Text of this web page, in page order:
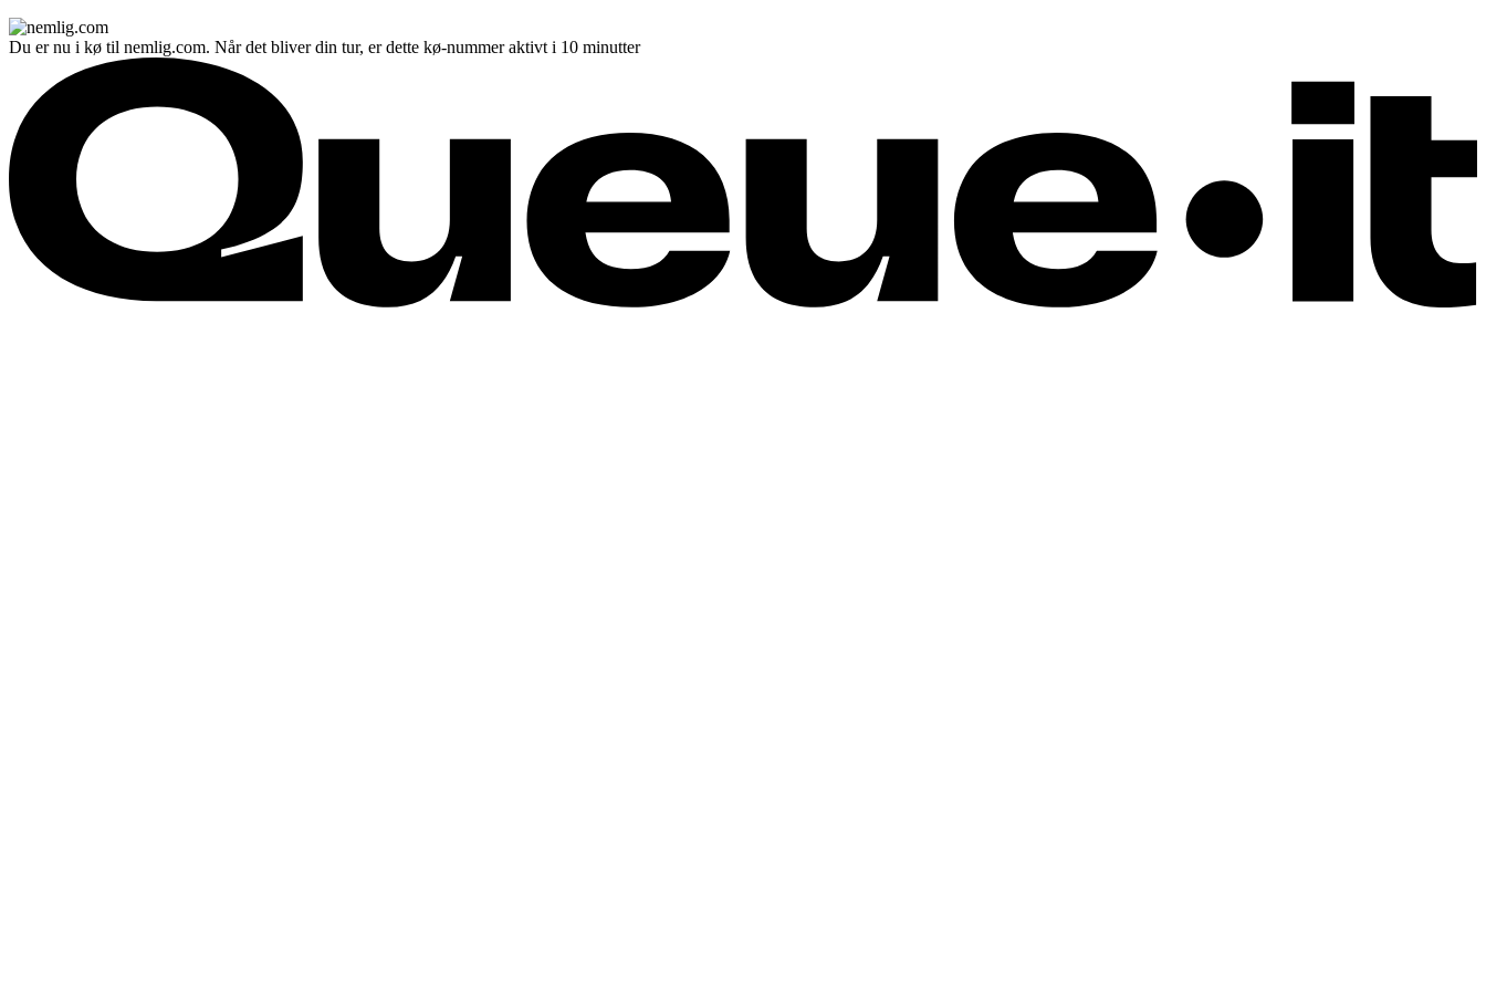
Du er nu i kø til nemlig.com. Når det bliver din tur, er dette kø-nummer aktivt i 10 minutter